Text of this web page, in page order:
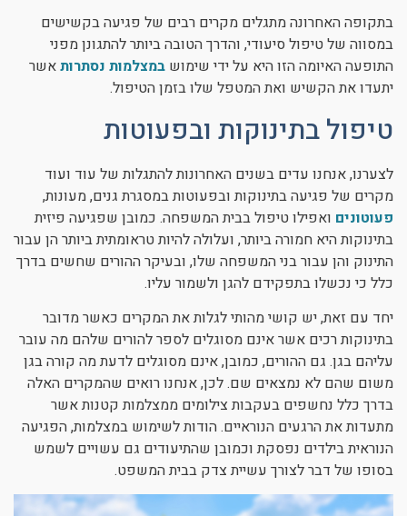
בתקופה האחרונה מתגלים מקרים רבים של פגיעה בקשישים
במסווה של טיפול סיעודי, והדרך הטובה ביותר להתגונן מפני
התופעה האיומה הזו היא על ידי שימוש במצלמות נסתרותאשר
יתעדו את הקשיש ואת המטפל שלו בזמן הטיפול.
טיפול בתינוקות ובפעוטות
לצערנו, אנחנו עדים בשנים האחרונות להתגלות של עוד ועוד
מקרים של פגיעה בתינוקות ובפעוטות במסגרת גנים, מעונות,
פעוטונים ואפילו טיפול בבית המשפחה. כמובן שפגיעה פיזית
בתינוקות היא חמורה ביותר, ועלולה להיות טראומתית ביותר הן עבור
התינוק והן עבור בני המשפחה שלו, ובעיקר ההורים שחשים בדרך
כלל כי נכשלו בתפקידם להגן ולשמור עליו.
יחד עם זאת, יש קושי מהותי לגלות את המקרים כאשר מדובר
בתינוקות רכים אשר אינם מסוגלים לספר להורים שלהם מה עובר
עליהם בגן. גם ההורים, כמובן, אינם מסוגלים לדעת מה קורה בגן
משום שהם לא נמצאים שם. לכן, אנחנו רואים שהמקרים האלה
בדרך כלל נחשפים בעקבות צילומים ממצלמות קטנות אשר
מתעדות את הרגעים הנוראיים. הודות לשימוש במצלמות, הפגיעה
הנוראית בילדים נפסקת וכמובן שהתיעודים גם עשויים לשמש
בסופו של דבר לצורך עשיית צדק בבית המשפט.